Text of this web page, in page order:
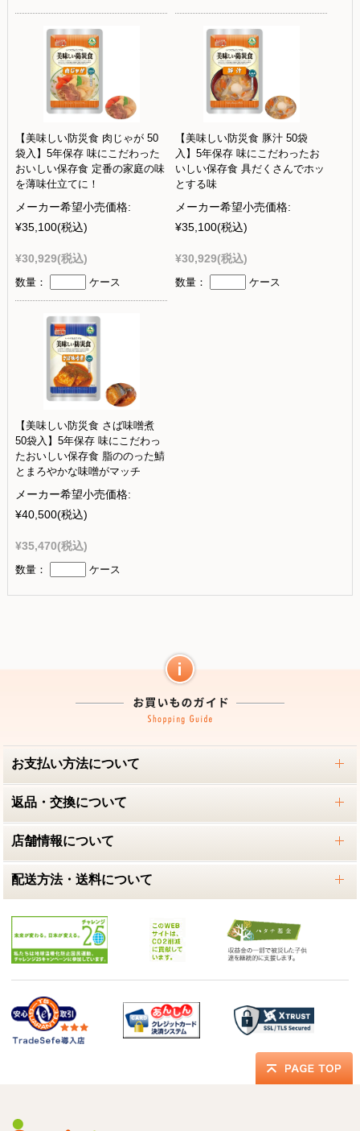
【美味しい防災食 肉じゃが 50
袋入】5年保存 味にこだわった
おいしい保存食 定番の家庭の味
を薄味仕立てに！
メーカー希望小売価格:
¥35,100(税込)
¥30,929(税込)
数量： ケース
【美味しい防災食 豚汁 50袋
入】5年保存 味にこだわったお
いしい保存食 具だくさんでホッ
とする味
メーカー希望小売価格:
¥35,100(税込)
¥30,929(税込)
数量： ケース
【美味しい防災食 さば味噌煮
50袋入】5年保存 味にこだわっ
たおいしい保存食 脂ののった鯖
とまろやかな味噌がマッチ
メーカー希望小売価格:
¥40,500(税込)
¥35,470(税込)
数量： ケース
お支払い方法について
返品・交換について
店舗情報について
配送方法・送料について